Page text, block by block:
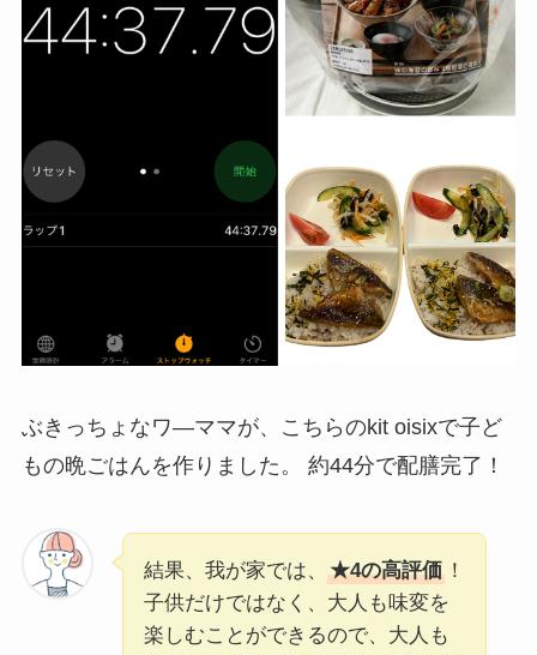
ぶきっちょなワ―ママが、こちらのkit oisixで子ど
もの晩ごはんを作りました。 約44分で配膳完了！
結果、我が家では、 ★4の高評価！
子供だけではなく、大人も味変を
楽しむことができるので、大人も